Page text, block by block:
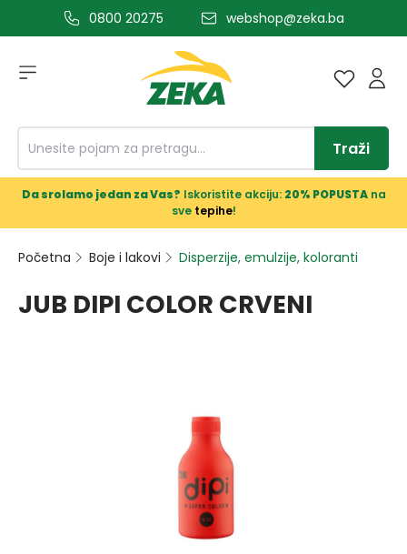
glavni sadržaj0800 20275 webshop@zeka.ba
Traži
Da srolamo jedan za Vas? Iskoristite akciju: 20% POPUSTAna
sve tepihe!
Početna Boje i lakovi Disperzije, emulzije, koloranti
JUB DIPI COLOR CRVENI